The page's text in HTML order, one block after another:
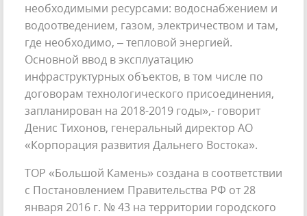
необходимыми ресурсами: водоснабжением и
водоотведением, газом, электричеством и там,
где необходимо, – тепловой энергией.
Основной ввод в эксплуатацию
инфраструктурных объектов, в том числе по
договорам технологического присоединения,
запланирован на 2018-2019 годы»,- говорит
Денис Тихонов, генеральный директор АО
«Корпорация развития Дальнего Востока».
ТОР «Большой Камень» создана в соответствии
с Постановлением Правительства РФ от 28
января 2016 г. № 43 на территории городского